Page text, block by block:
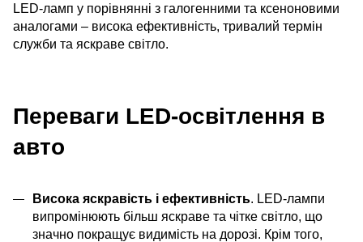
LED-ламп у порівнянні з галогенними та ксеноновими
аналогами – висока ефективність, тривалий термін
служби та яскраве світло.
Переваги LED-освітлення в
авто
Висока яскравість і ефективність. LED-лампи
випромінюють більш яскраве та чітке світло, що
значно покращує видимість на дорозі. Крім того,